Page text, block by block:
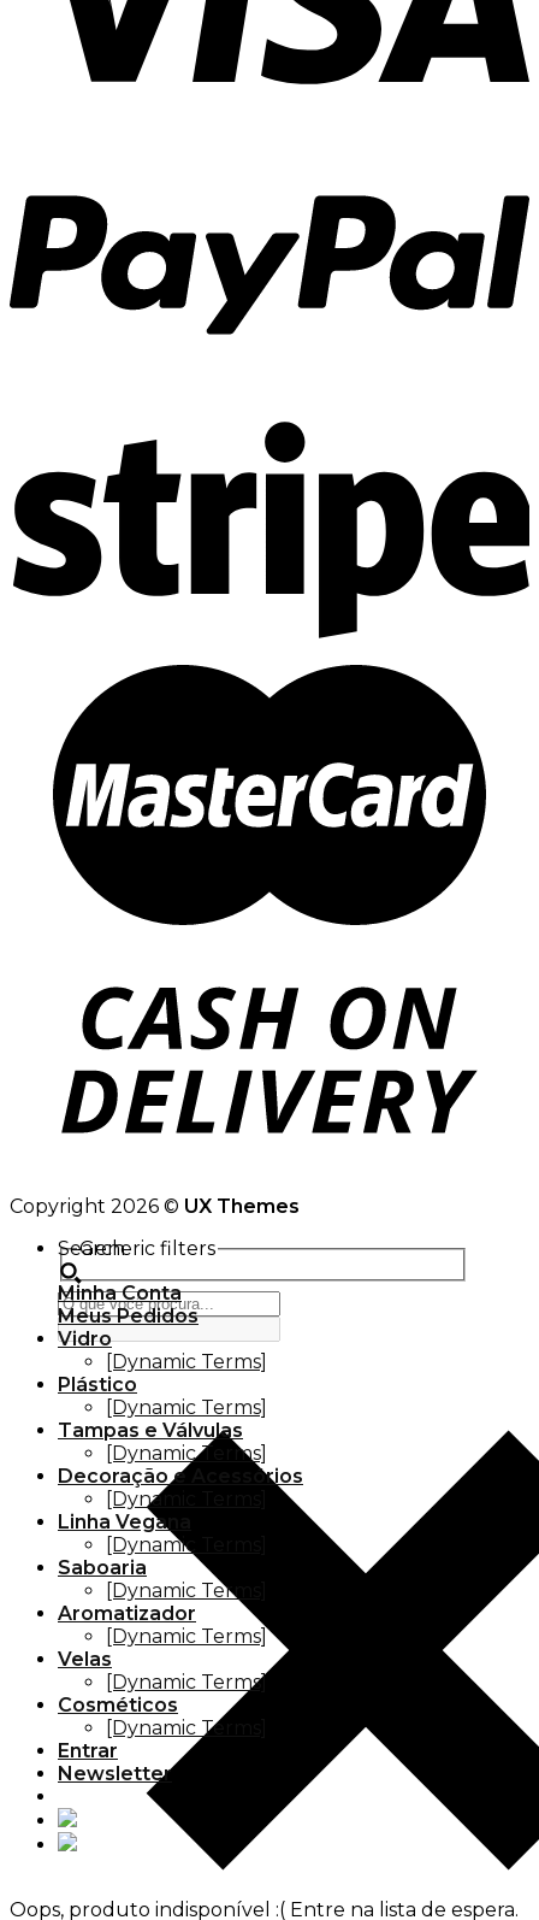
Copyright 2026 © UX Themes
Search
Generic filters
Minha Conta
Meus Pedidos
Vidro
[Dynamic Terms]
Plástico
[Dynamic Terms]
Tampas e Válvulas
[Dynamic Terms]
Decoração e Acessórios
[Dynamic Terms]
Linha Vegana
[Dynamic Terms]
Saboaria
[Dynamic Terms]
Aromatizador
[Dynamic Terms]
Velas
[Dynamic Terms]
Cosméticos
[Dynamic Terms]
Entrar
Newsletter
Oops, produto indisponível :( Entre na lista de espera.